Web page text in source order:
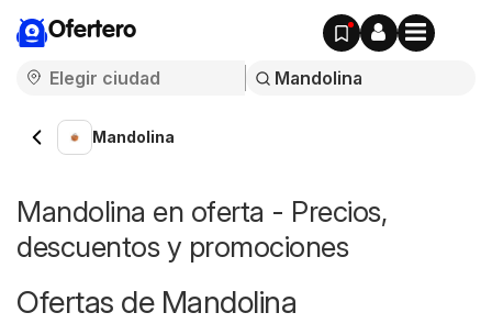
Ofertero
Mandolina
Mandolina en oferta - Precios,
descuentos y promociones
Ofertas de Mandolina